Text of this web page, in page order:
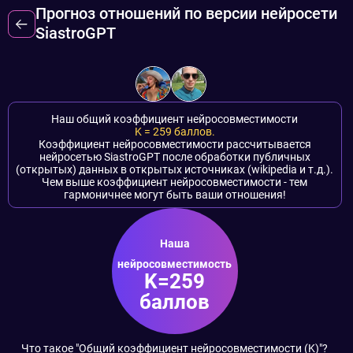
Прогноз отношений по версии нейросети
SiastroGPT
Наш общий коэффициент нейросовместимости
K = 259 баллов.
Коэффициент нейросовместимости рассчитывается
нейросетью SiastroGPT после обработки публичных
(открытых) данных в открытых источниках (wikipedia и т.д.).
Чем выше коэффициент нейросовместимости - тем
гармоничнее могут быть ваши отношения!
Наша
нейросовместимость
K=259
баллов
Что такое "Общий коэффициент нейросовместимости (K)"?